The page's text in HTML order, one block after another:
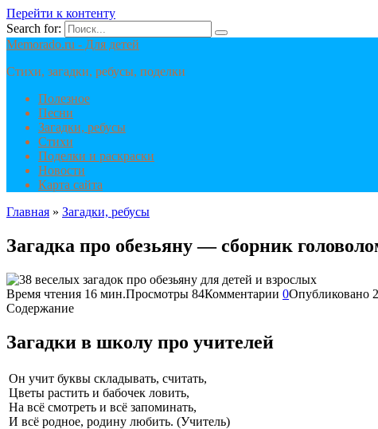
Перейти к контенту
Search for:
Memorado.ru - Для детей
Стихи, загадки, ребусы, поделки
Полезное
Песни
Загадки, ребусы
Стихи
Поделки и раскраски
Новости
Карта сайта
Главная » Загадки, ребусы
Загадка про обезьяну — сборник
Время чтения 16 мин.Просмотры 84Комментарии 0Опубликовано
Содержание
Загадки в школу про учителей
Он учит буквы складывать, считать,
Цветы растить и бабочек ловить,
На всё смотреть и всё запоминать,
И всё родное, родину любить. (Учитель)